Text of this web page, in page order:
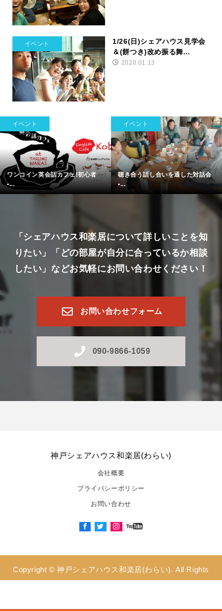
イベント
1/26(日)シェアハウス見学会
＆(餅つき)改め振る舞...
2020.01.13
イベント
ワンコイン英会話カフェ!初心者
•...
イベント
聴き合う話し合いを通した対話会
•...
「シェアハウス和楽居について詳しいことを知
りたい」
「どの部屋が自分に合っているか相談
したい」などお気軽にお問い合わせください！
お問い合わせフォーム
090-9866-1059
神戸シェアハウス和楽居(わらい)
会社概要
プライバシーポリシー
お問い合わせ
Copyright © 神戸シェアハウス和楽居(わらい). All Rights
Reserved.